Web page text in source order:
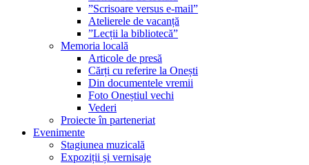
”Scrisoare versus e-mail”
Atelierele de vacanță
”Lecții la bibliotecă”
Memoria locală
Articole de presă
Cărți cu referire la Onești
Din documentele vremii
Foto Oneștiul vechi
Vederi
Proiecte în parteneriat
Evenimente
Stagiunea muzicală
Expoziții și vernisaje